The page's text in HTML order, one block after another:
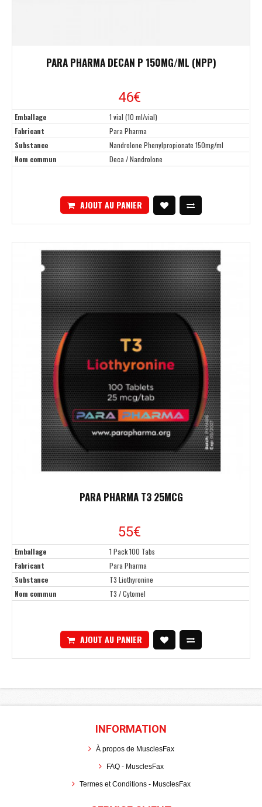
PARA PHARMA DECAN P 150MG/ML (NPP)
46€
Emballage
1 vial (10 ml/vial)
Fabricant
Para Pharma
Substance
Nandrolone Phenylpropionate 150mg/ml
Nom commun
Deca / Nandrolone
AJOUT AU PANIER
PARA PHARMA T3 25MCG
55€
Emballage
1 Pack 100 Tabs
Fabricant
Para Pharma
Substance
T3 Liothyronine
Nom commun
T3 / Cytomel
AJOUT AU PANIER
INFORMATION
À propos de MusclesFax
FAQ - MusclesFax
Termes et Conditions - MusclesFax